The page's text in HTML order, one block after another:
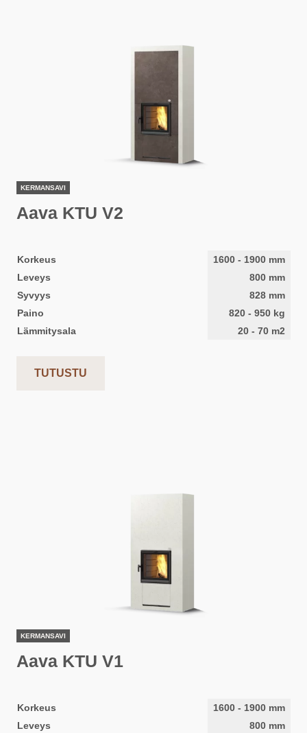
KERMANSAVI
Aava KTU V2
Korkeus 1600 - 1900 mm
Leveys
800 mm
Syvyys
828 mm
Paino
820 - 950 kg
Lämmitysala
20 - 70 m2
TUTUSTU
KERMANSAVI
Aava KTU V1
Korkeus 1600 - 1900 mm
Leveys
800 mm